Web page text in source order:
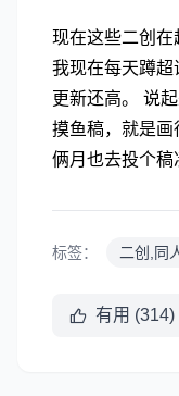
现在这些二创在
我现在每天蹲超
更新还高。 说
摸鱼稿，就是画
俩月也去投个稿
标签： 二创,同
有用 (314)